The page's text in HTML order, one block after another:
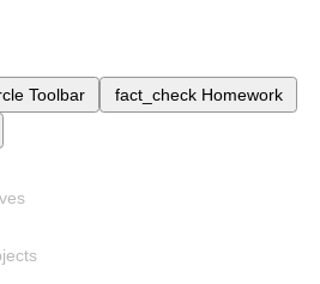
Toolbar fact_check Homework